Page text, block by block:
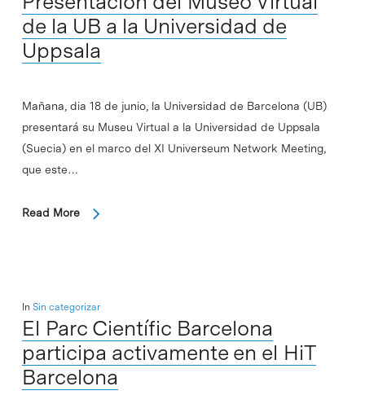
de la UB a la Universidad de
Uppsala
Mañana, dia 18 de junio, la Universidad de Barcelona (UB)
presentará su Museu Virtual a la Universidad de Uppsala
(Suecia) en el marco del XI Universeum Network Meeting,
que este…
Read More
In Sin categorizar
El Parc Científic Barcelona
participa activamente en el HiT
Barcelona